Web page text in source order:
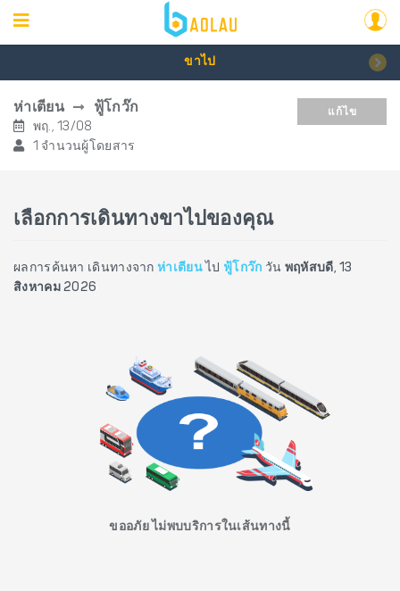
ขาไป
ห่าเตียน ฟู้โกว๊ก
พฤ., 13/08
1 จำนวนผู้โดยสาร
แก้ไข
เลือกการเดินทางขาไปของคุณ
ผลการค้นหา เดินทางจาก ห่าเตียนไป ฟู้โกว๊ก วัน พฤหัสบดี, 13
สิงหาคม 2026
ขออภัย ไม่พบบริการในเส้นทางนี้